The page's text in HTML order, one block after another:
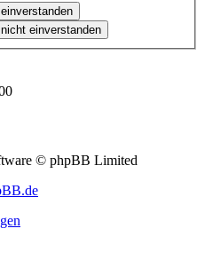
© phpBB Limited